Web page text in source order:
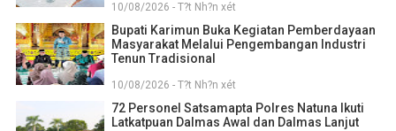
10/08/2026 - T?t Nh?n xét
Bupati Karimun Buka Kegiatan Pemberdayaan
Masyarakat Melalui Pengembangan Industri
Tenun Tradisional
10/08/2026 - T?t Nh?n xét
72 Personel Satsamapta Polres Natuna Ikuti
Latkatpuan Dalmas Awal dan Dalmas Lanjut